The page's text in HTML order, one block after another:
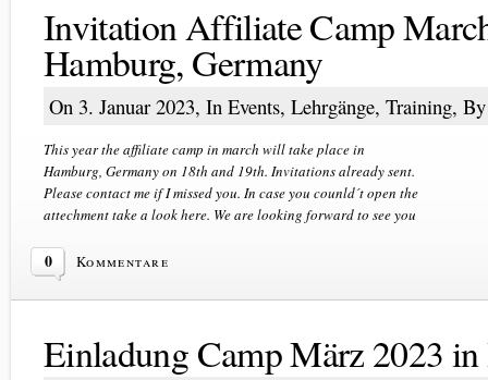
Invitation Affiliate Camp
Hamburg, Germany
On 3. Januar 2023, In Events, Lehrgänge, Training,
This year the affiliate camp in march will take place in
Hamburg, Germany on 18th and 19th. Invitations already sent.
Please contact me if I missed you. In case you counld´t open the
attechment take a look here. We are looking forward to see you
0 Kommentare
Einladung Camp März 2023